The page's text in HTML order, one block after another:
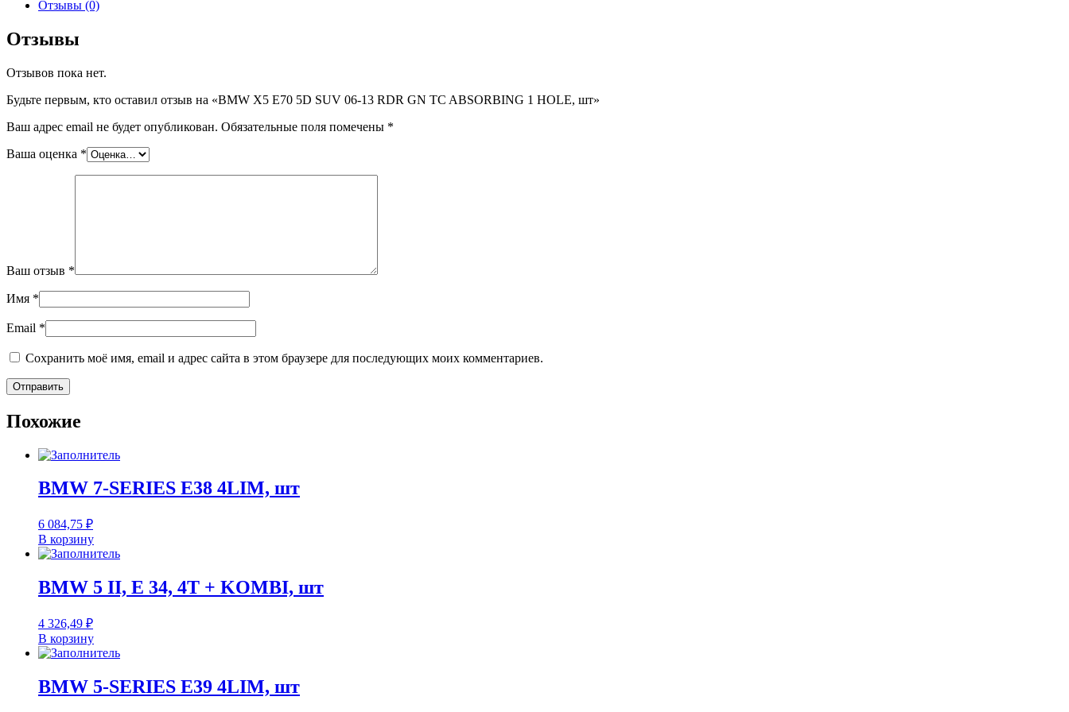
BMW
E70
5D
06-
RDR
TC
ABSORBING
1
Отзывы (0)
Отзывы
Отзывов пока нет.
Будьте первым, кто оставил отзыв на «BMW X5 E70 5D SUV 06-13 RDR GN TC ABSORBING 1 HOLE, шт»
Ваш адрес email не будет опубликован. Обязательные поля помечены *
Ваша оценка *
Ваш отзыв *
Имя *
Email *
Сохранить моё имя, email и адрес сайта в этом браузере для последующих моих комментариев.
Похожие
BMW 7-SERIES E38 4LIM, шт
6 084,75 ₽
В корзину
BMW 5 II, E 34, 4T + KOMBI, шт
4 326,49 ₽
В корзину
BMW 5-SERIES E39 4LIM, шт